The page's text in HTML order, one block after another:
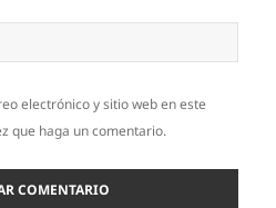
electrónico y sitio web en este
que haga un comentario.